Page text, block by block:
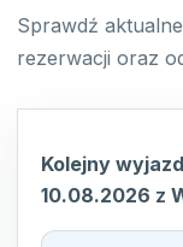
Sprawdź
rezerwacji oraz
Kolejny
10.08.2026 z